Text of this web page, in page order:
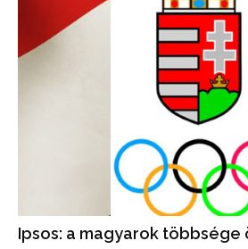
Ipsos: a magyarok többsége